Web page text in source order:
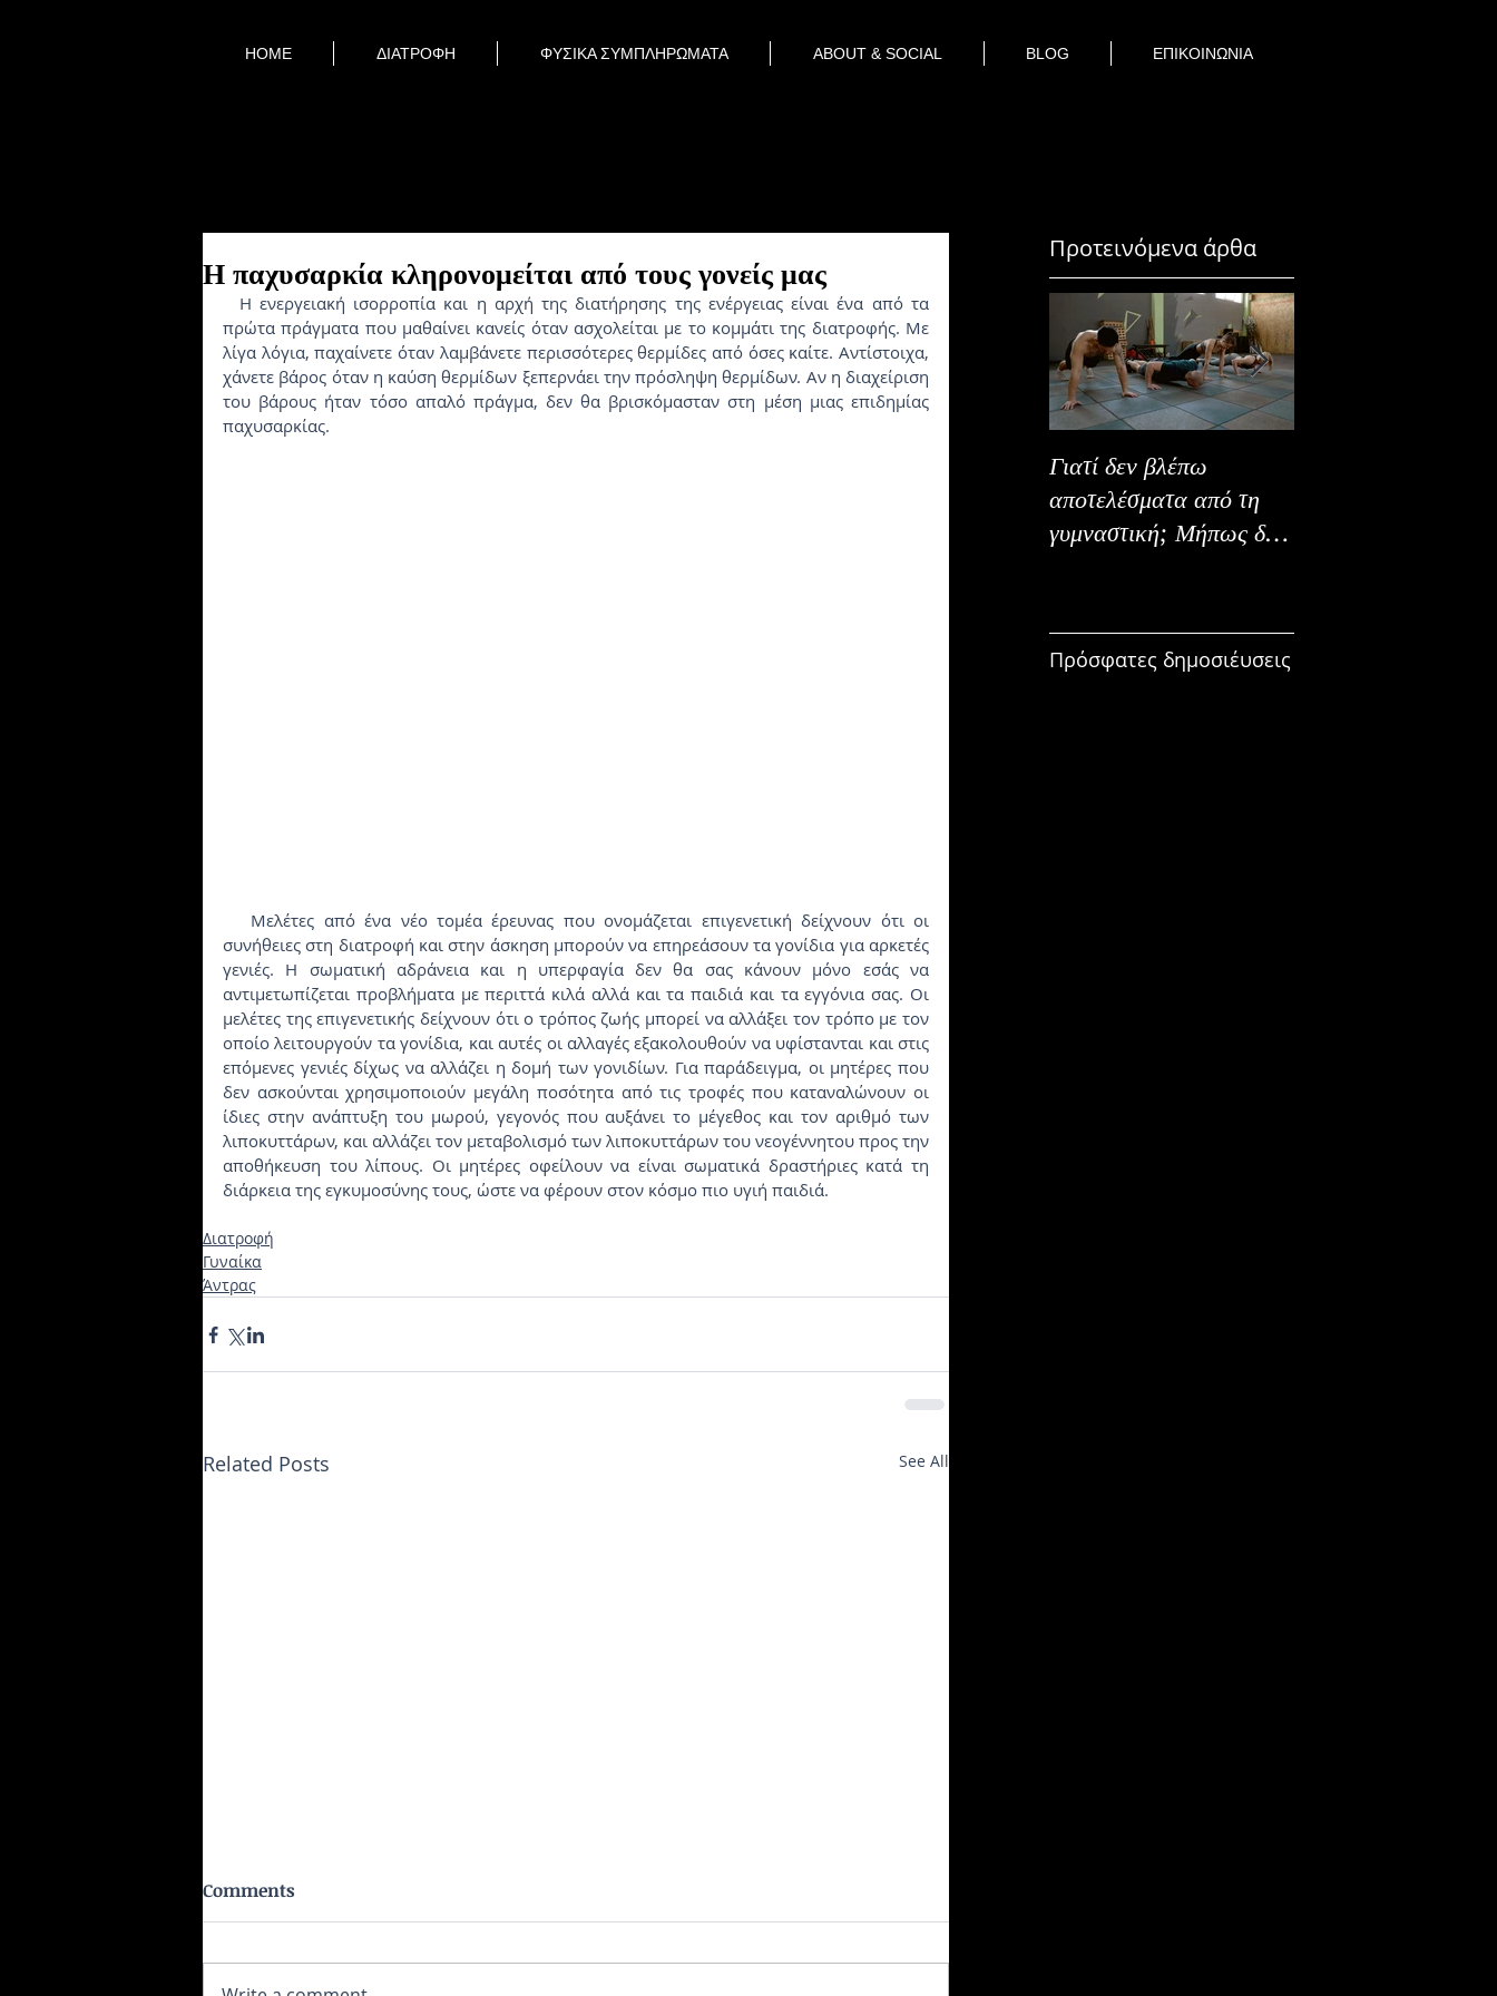
Η παχυσαρκία κληρονομείται από τους γονείς μας
πρώτα πράγματα που μαθαίνει κανείς όταν ασχολείται με το κομμάτι της διατροφής. Με
λίγα λόγια, παχαίνετε όταν λαμβάνετε περισσότερες θερμίδες από όσες καίτε. Αντίστοιχα,
χάνετε βάρος όταν η καύση θερμίδων ξεπερνάει την πρόσληψη θερμίδων. Αν η διαχείριση
του βάρους ήταν τόσο απαλό πράγμα, δεν θα βρισκόμασταν στη μέση μιας επιδημίας
παχυσαρκίας.
συνήθειες στη διατροφή και στην άσκηση μπορούν να επηρεάσουν τα γονίδια για αρκετές
γενιές. Η σωματική αδράνεια και η υπερφαγία δεν θα σας κάνουν μόνο εσάς να
αντιμετωπίζεται προβλήματα με περιττά κιλά αλλά και τα παιδιά και τα εγγόνια σας. Οι
μελέτες της επιγενετικής δείχνουν ότι ο τρόπος ζωής μπορεί να αλλάξει τον τρόπο με τον
οποίο λειτουργούν τα γονίδια, και αυτές οι αλλαγές εξακολουθούν να υφίστανται και στις
επόμενες γενιές δίχως να αλλάζει η δομή των γονιδίων. Για παράδειγμα, οι μητέρες που
δεν ασκούνται χρησιμοποιούν μεγάλη ποσότητα από τις τροφές που καταναλώνουν οι
ίδιες στην ανάπτυξη του μωρού, γεγονός που αυξάνει το μέγεθος και τον αριθμό των
λιποκυττάρων, και αλλάζει τον μεταβολισμό των λιποκυττάρων του νεογέννητου προς την
αποθήκευση του λίπους. Οι μητέρες οφείλουν να είναι σωματικά δραστήριες κατά τη
διάρκεια της εγκυμοσύνης τους, ώστε να φέρουν στον κόσμο πιο υγιή παιδιά.
Διατροφή
Γυναίκα
Άντρας
Related Posts See All
Comments
Προτεινόμενα άρθα
Γιατί δεν βλέπω
αποτελέσματα από τη
γυμναστική; Μήπως δεν
Πρόσφατες δημοσιέυσεις
HOME ΔΙΑΤΡΟΦΗ ΦΥΣΙΚΑ ΣΥΜΠΛΗΡΩΜΑΤΑ ABOUT & SOCIAL BLOG ΕΠΙΚΟΙΝΩΝΙΑ